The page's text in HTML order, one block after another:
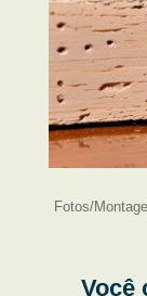
Fotos/
Você